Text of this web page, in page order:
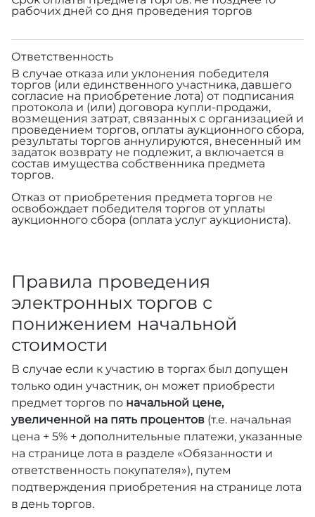
рабочих дней со дня проведения торгов
Ответственность
В случае отказа или уклонения победителя
торгов (или единственного участника, давшего
согласие на приобретение лота) от подписания
протокола и (или) договора купли-продажи,
возмещения затрат, связанных с организацией и
проведением торгов, оплаты аукционного сбора,
результаты торгов аннулируются, внесенный им
задаток возврату не подлежит, а включается в
состав имущества собственника предмета
торгов.
Отказ от приобретения предмета торгов не
освобождает победителя торгов от уплаты
аукционного сбора (оплата услуг аукциониста).
Правила проведения
электронных торгов с
понижением начальной
стоимости
В случае если к участию в торгах был допущен
только один участник, он может приобрести
предмет торгов по начальной цене,
увеличенной на пять процентов (т.е. начальная
цена + 5% + дополнительные платежи, указанные
на странице лота в разделе «Обязанности и
ответственность покупателя»), путем
подтверждения приобретения на странице лота
в день торгов.